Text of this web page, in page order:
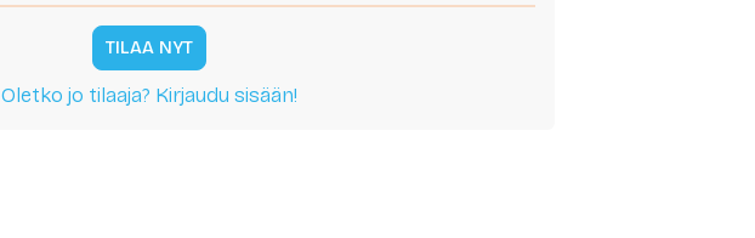
TILAA NYT
Oletko jo tilaaja? Kirjaudu sisään!